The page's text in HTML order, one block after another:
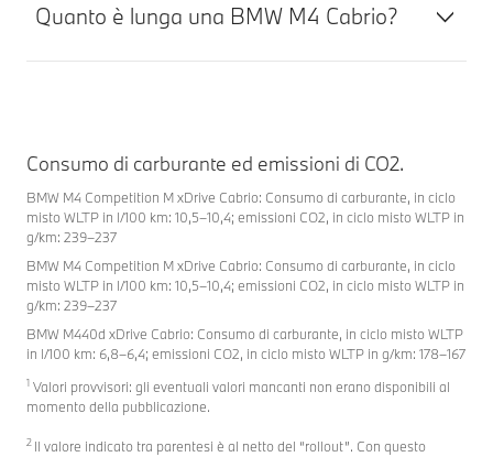
Quanto è lunga una BMW M4 Cabrio?
Consumo di carburante ed emissioni di CO2.
BMW M4 Competition M xDrive Cabrio: Consumo di carburante, in ciclo
misto WLTP in l/100 km: 10,5–10,4; emissioni CO2, in ciclo misto WLTP in
g/km: 239–237
BMW M4 Competition M xDrive Cabrio: Consumo di carburante, in ciclo
misto WLTP in l/100 km: 10,5–10,4; emissioni CO2, in ciclo misto WLTP in
g/km: 239–237
BMW M440d xDrive Cabrio: Consumo di carburante, in ciclo misto WLTP
in l/100 km: 6,8–6,4; emissioni CO2, in ciclo misto WLTP in g/km: 178–167
1 Valori provvisori: gli eventuali valori mancanti non erano disponibili al
momento della pubblicazione.
2 Il valore indicato tra parentesi è al netto del “rollout”. Con questo